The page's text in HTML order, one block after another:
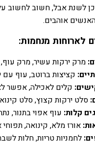
לשנת אבל, חשוב לחשוב
אוהבים.
לארוחות מנחמות:
מרק ירקות עשיר, מרק
קציצות ברוטב, עוף עם
קלים לאכילה, אפשר
סלט ירקות קצוץ, סלט
קלות: עוף אפוי בתנור,
אורז מלא, קינואה,
לחמניות טריות, חלות